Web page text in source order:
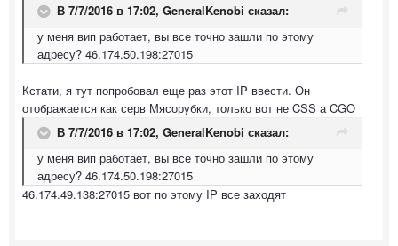
В 7/7/2016 в 17:02, GeneralKenobi сказал:
у меня вип работает, вы все точно зашли по этому
адресу? 46.174.50.198:27015
Кстати, я тут попробовал еще раз этот IP ввести. Он
отображается как серв Мясорубки, только вот не CSS а CGO
В 7/7/2016 в 17:02, GeneralKenobi сказал:
у меня вип работает, вы все точно зашли по этому
адресу? 46.174.50.198:27015
46.174.49.138:27015 вот по этому IP все заходят